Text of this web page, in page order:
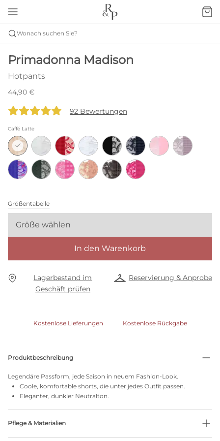
Wonach suchen Sie?
Primadonna Madison
Hotpants
44,90 €
92 Bewertungen
Caffé Latte
Größentabelle
Größe wählen
In den Warenkorb
Lagerbestand im
Geschäft prüfen
Reservierung & Anprobe
Kostenlose Lieferungen Kostenlose Rückgabe
Produktbeschreibung
Legendäre Passform, jede Saison in neuem Fashion-Look.
Coole, komfortable shorts, die unter jedes Outfit passen.
Eleganter, dunkler Neutralton.
Pflege & Materialien